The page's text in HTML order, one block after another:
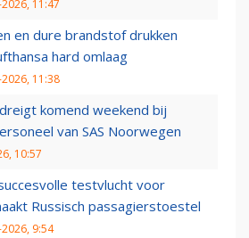
11:47
en dure brandstof drukken
hard omlaag
11:38
komend weekend bij
van SAS Noorwegen
10:57
testvlucht voor
Russisch passagierstoestel
9:54